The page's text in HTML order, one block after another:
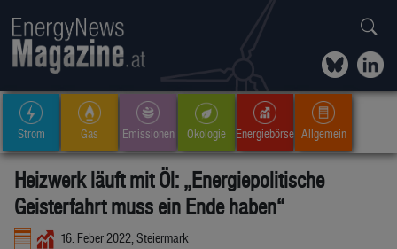
Strom Gas Emissionen Ökologie Energiebörse Allgemein
Heizwerk läuft mit Öl: „Energiepolitische
Geisterfahrt muss ein Ende haben“
16. Feber 2022, Steiermark